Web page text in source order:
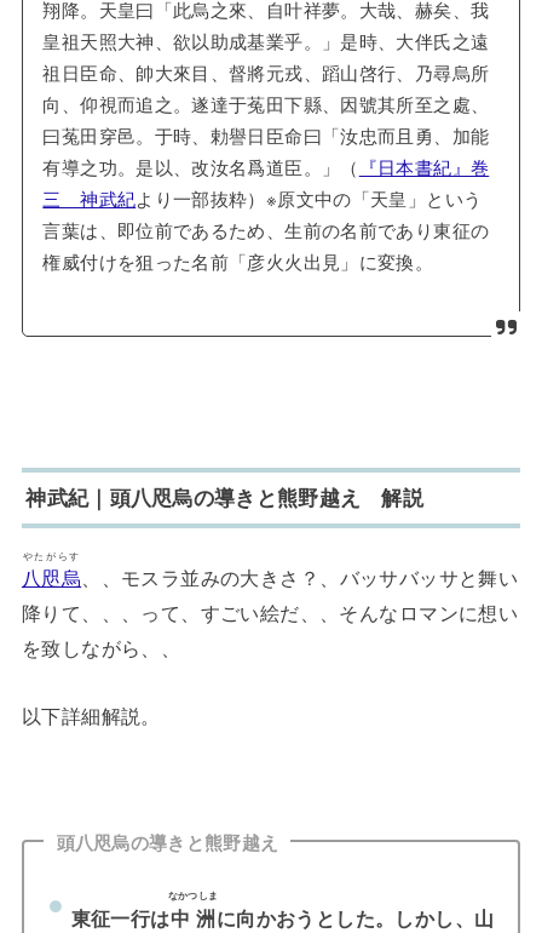
翔降。天皇曰「此烏之來、自叶祥夢。大哉、赫矣、我
皇祖天照大神、欲以助成基業乎。」是時、大伴氏之遠
祖日臣命、帥大來目、督將元戎、蹈山啓行、乃尋烏所
向、仰視而追之。遂達于菟田下縣、因號其所至之處、
曰菟田穿邑。于時、勅譽日臣命曰「汝忠而且勇、加能
有導之功。是以、改汝名爲道臣。」（ 『日本書紀』巻
三 神武紀より一部抜粋）※原文中の「天皇」という
言葉は、即位前であるため、生前の名前であり東征の
権威付けを狙った名前「彦火火出見」に変換。
神武紀｜頭八咫烏の導きと熊野越え 解説
八咫烏
やたがらす
、、モスラ並みの大きさ？、バッサバッサと舞い
降りて、、、って、すごい絵だ、、そんなロマンに想い
を致しながら、、
以下詳細解説。
頭八咫烏の導きと熊野越え
東征一行は中洲
なかつしま
に向かおうとした。 しかし、山